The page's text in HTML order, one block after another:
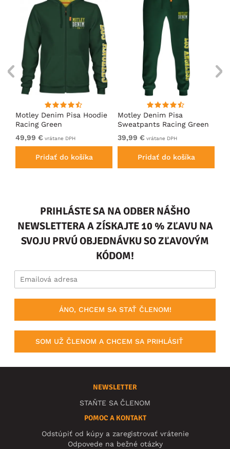
Motley Denim Pisa Hoodie
Racing Green
49,99 € vrátane DPH
Pridať do košíka
Motley Denim Pisa
Sweatpants Racing Green
39,99 € vrátane DPH
Pridať do košíka
PRIHLÁSTE SA NA ODBER NÁŠHO
NEWSLETTERA A ZÍSKAJTE 10 % ZĽAVU NA
SVOJU PRVÚ OBJEDNÁVKU SO ZĽAVOVÝM
KÓDOM!
ÁNO, CHCEM SA STAŤ ČLENOM!
SOM UŽ ČLENOM A CHCEM SA PRIHLÁSIŤ
NEWSLETTER
STAŇTE SA ČLENOM
POMOC A KONTAKT
Odstúpiť od kúpy a zaregistrovať vrátenie
Odpovede na bežné otázky